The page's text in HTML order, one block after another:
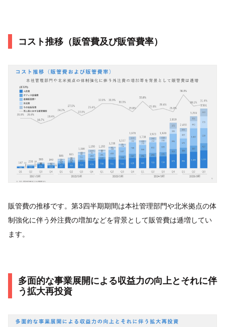
コスト推移（販管費及び販管費率）
販管費の推移です。第3四半期期間は本社管理部門や北米拠点の体
制強化に伴う外注費の増加などを背景として販管費は逓増してい
ます。
多面的な事業展開による収益力の向上とそれに伴
う拡大再投資